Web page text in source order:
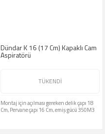
Dündar K 16 (17 Cm) Kapaklı Cam
Aspiratörü
TÜKENDİ
Montaj için açılması gereken delik çapı 18
Cm, Pervane çapı 16 Cm, emiş gücü 350M3